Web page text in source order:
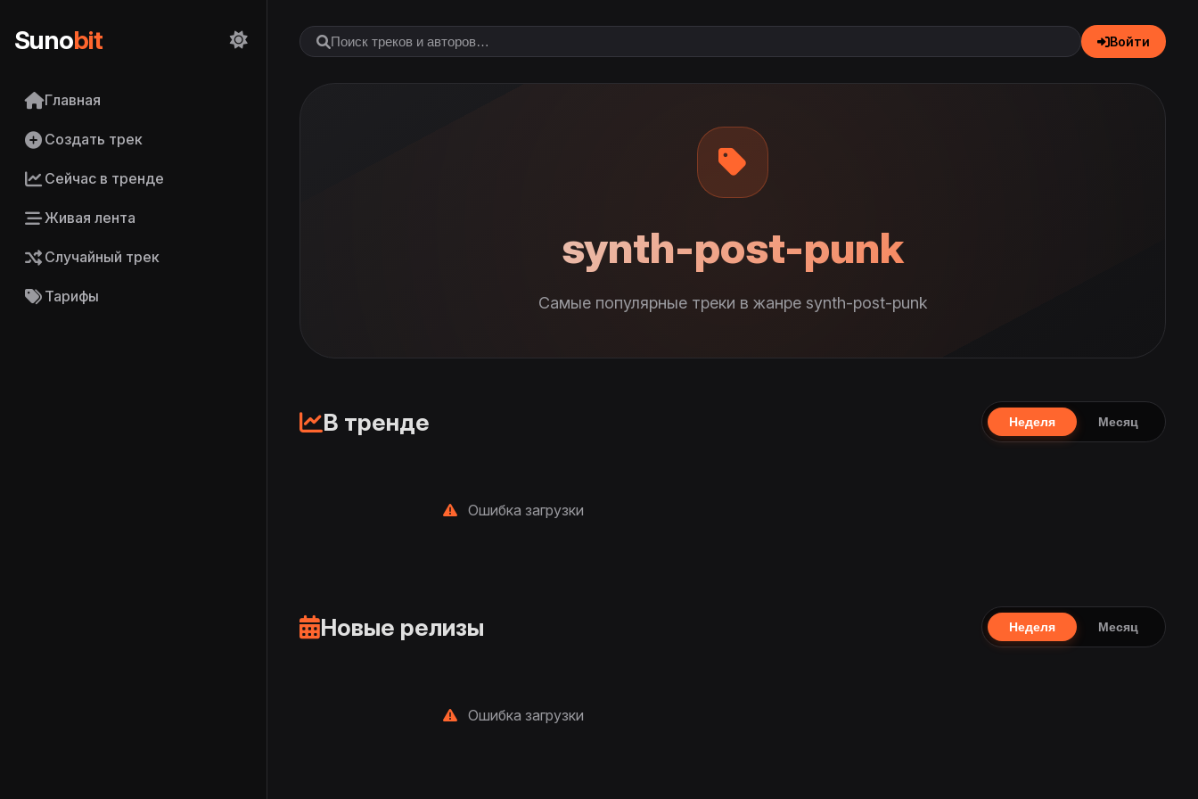
Sunobit
Главная
Создать трек
Сейчас в тренде
Живая лента
Случайный трек
Тарифы
Войти
synth-post-punk
Самые популярные треки в жанре synth-post-punk
В тренде Неделя Месяц
Ошибка загрузки
Новые релизы Неделя Месяц
Ошибка загрузки